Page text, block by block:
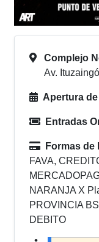
Complejo
Av.
Apertura
Entradas
Formas de
FAVA,
NARANJA X
PROVINCIA
DEBITO